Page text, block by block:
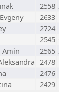
2558
2633
2724
2545
Amin 2565
2478
2476
2429